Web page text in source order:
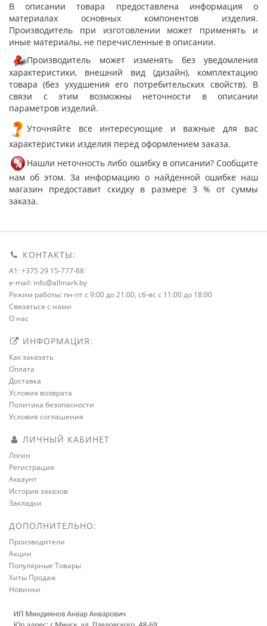
В описании товара предоставлена информация о
материалах основных компонентов изделия.
Производитель при изготовлении может применять и
иные материалы, не перечисленные в описании.
Производитель может изменять без уведомления
характеристики, внешний вид (дизайн), комплектацию
товара (без ухудшения его потребительских свойств). В
связи с этим возможны неточности в описании
параметров изделий.
Уточняйте все интересующие и важные для вас
характеристики изделия перед оформлением заказа.
Нашли неточность либо ошибку в описании? Сообщите
нам об этом. За информацию о найденной ошибке наш
магазин предоставит скидку в размере 3 % от суммы
заказа.
КОНТАКТЫ:
A1: +375 29 15-777-88
e-mail: info@allmark.by
Режим работы: пн-пт с 9:00 до 21:00, сб-вс с 11:00 до 18:00
Связаться с нами
О нас
ИНФОРМАЦИЯ:
Как заказать
Оплата
Доставка
Условия возврата
Политика безопасности
Условия соглашения
ЛИЧНЫЙ КАБИНЕТ
Логин
Регистрация
Аккаунт
История заказов
Закладки
ДОПОЛНИТЕЛЬНО:
Производители
Акции
Популярные Товары
Хиты Продаж
Новинки